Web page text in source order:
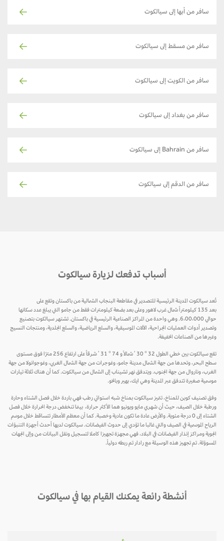
سافر من أبها إلى سيالكوت
سافر من مسقط إلى سيالكوت
سافر من الكويت إلى سيالكوت
سافر من بغداد إلى سيالكوت
سافر من Bahrain إلى سيالكوت
سافر من الدقم إلى سيالكوت
أسباب تدفعك لزيارة سيالكوت
تُعد سيالكوت المدينة الرئيسية للتصدير في مقاطعة البنجاب الشمالية من باكستان وتقع على
بعد 135 كيلومتراً شمال غرب لاهور وعلى بعد بضعة كيلومترات فقط من جامو التي يبلغ عدد سكانها
حوالي 6،00،000. وهي واحدة من المراكز الصناعية الرئيسية في باكستان. تشتهر سيالكوت بتصنيع
وتصدير أدوات العمليات الجراحية، الآلات الموسيقية، والسلع الرياضية، والسلع الجلدية، ومنتجات النسيج
وغيرها من الصناعات الخفيفة.
تقع سيالكوت بين خطي الطول 32 ° 30 ′ شمالاً و 74 ° 31 ′ شرقاً على ارتفاع 256 مترًا فوق مستوى
سطح البحر، وتحدها من جهة الشمال مدينة جامو، وغوجرات من جهة الشمال الغربي، وغوجوانولا من جهة
الغرب، وناروال من جهة الجنوب. ويتدفق نهر تشيناب إلى الشمال من سيالكوت. كما أن هناك ثلاثة تيارات
موسمية صغيرة تتدفق عبر المدينة وهي ايك، بهير وبالخو.
وفق تصنيف كوبن للمناخ، تتميز سيالكوت بمناخ شبه استوائي رطب فهي باردة خلال فصل الشتاء وحارة
ورطبة خلال الصيف، حيث أن شهري مايو ويونيو هما الأكثر حرارة، بينما تنخفض درجة الحرارة خلال فصل
الشتاء إلى 0 درجة مئوية. والأرض عادة ما تكون عادية وخصبة. كما أن معظم الأمطار تتساقط خلال موسم
الرياح الموسمية في الصيف والتي غالبا ما تؤدي إلى حدوث الفيضانات. سيالكوت لديها أحدث أجهزة التنبؤات
الجوية ومراكز إنذار الفيضانات في البلاد، فهي مجهزة تجهيزا كاملا لتسجيل ونقل البيانات من وإلى الجهات
المسوؤلة. تم تجهيز هذه الوسيلة مع رادار تم ربطه دولياً.
أنشطة رائعة يمكنك القيام بها في سيالكوت